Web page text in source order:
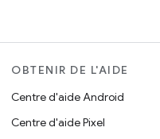
OBTENIR DE L'AIDE
Centre d'aide Android
Centre d'aide Pixel